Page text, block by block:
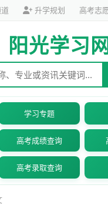
升学规划 高考志
阳光学习网
学习专题
高考成绩查询
高考录取查询